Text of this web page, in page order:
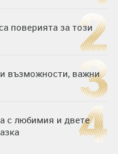
поверията за този
възможности, важни
с любимия и двете